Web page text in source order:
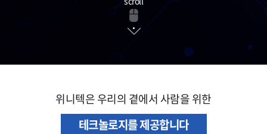
scroll
위니텍은 우리의 곁에서 사람을 위한
테크놀로지를 제공합니다